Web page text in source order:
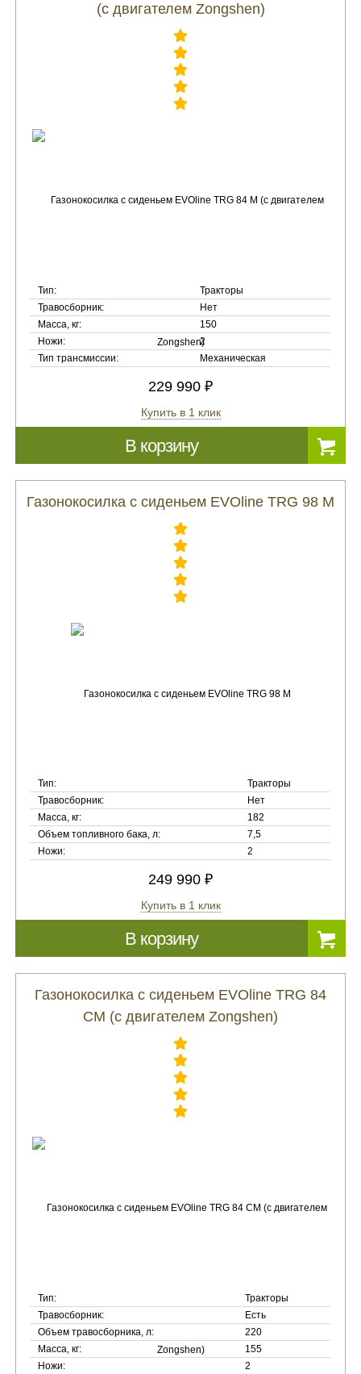
(с двигателем Zongshen)
Тип:
Тракторы
Травосборник:
Нет
Масса, кг:
150
Ножи:
2
Тип трансмиссии:
Механическая
229 990 ₽
Купить в 1 клик
В корзину
Газонокосилка с сиденьем EVOline TRG 98 M
Тип:
Тракторы
Травосборник:
Нет
Масса, кг:
182
Объем топливного бака, л:
7,5
Ножи:
2
249 990 ₽
Купить в 1 клик
В корзину
Газонокосилка с сиденьем EVOline TRG 84
CM (с двигателем Zongshen)
Тип:
Тракторы
Травосборник:
Есть
Объем травосборника, л:
220
Масса, кг:
155
Ножи:
2